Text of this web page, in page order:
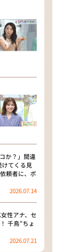
井アナ
news お
の献立 何
ーズン２
ブ 正義の
～
！
か？」間違
てくる見
頼者に、ポ
2026.07.14
性アナ、セ
千鳥“ちょ
2026.07.21